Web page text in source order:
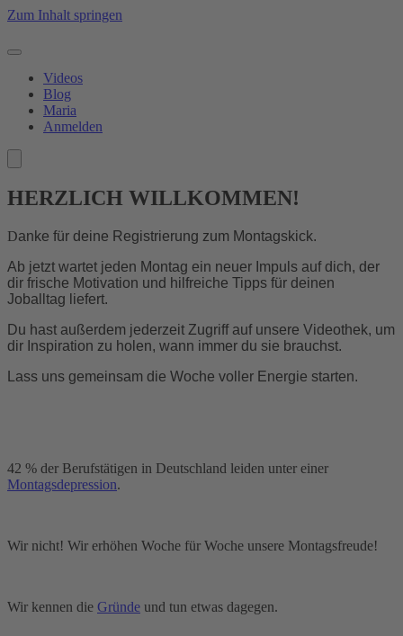
Zum Inhalt springen
Videos
Blog
Maria
Anmelden
HERZLICH WILLKOMMEN!
Danke für deine Registrierung zum Montagskick.
Ab jetzt wartet jeden Montag ein neuer Impuls auf dich, der
dir frische Motivation und hilfreiche Tipps für deinen
Joballtag liefert.
Du hast außerdem jederzeit Zugriff auf unsere Videothek, um
dir Inspiration zu holen, wann immer du sie brauchst.
Lass uns gemeinsam die Woche voller Energie starten.
42 % der Berufstätigen in Deutschland leiden unter einer
Montagsdepression.
Wir nicht! Wir erhöhen Woche für Woche unsere Montagsfreude!
Wir kennen die Gründe und tun etwas dagegen.